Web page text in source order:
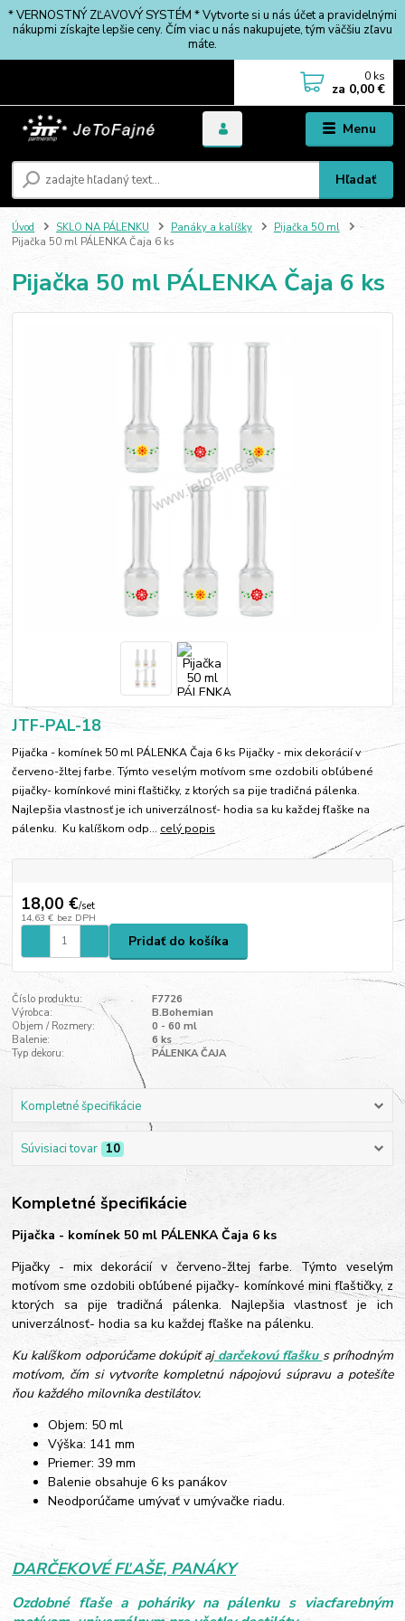
* VERNOSTNÝ ZĽAVOVÝ SYSTÉM * Vytvorte si u nás účet a pravidelnými
nákupmi získajte lepšie ceny. Čím viac u nás nakupujete, tým väčšiu zľavu
máte.
Menu
Hľadať
0 ks
za 0,00 €
Úvod SKLO NA PÁLENKU Panáky a kalíšky
Pijačka 50 ml
Pijačka 50 ml PÁLENKA Čaja 6 ks
Pijačka 50 ml PÁLENKA Čaja 6 ks
JTF-PAL-18
Pijačka - komínek 50 ml PÁLENKA Čaja 6 ks Pijačky - mix dekorácií v
červeno-žltej farbe. Týmto veselým motívom sme ozdobili obľúbené
pijačky- komínkové mini fľaštičky, z ktorých sa pije tradičná pálenka.
Najlepšia vlastnosť je ich univerzálnosť- hodia sa ku každej fľaške na
pálenku. Ku kalíškom odp... celý popis
18,00 €/set
14,63 € bez DPH
Pridať do košíka
Číslo produktu:
F7726
Výrobca:
B.Bohemian
Objem / Rozmery:
0 - 60 ml
Balenie:
6 ks
Typ dekoru:
PÁLENKA ČAJA
Kompletné špecifikácie
Súvisiaci tovar 10
Kompletné špecifikácie
Pijačka - komínek 50 ml PÁLENKA Čaja 6 ks
Pijačky - mix dekorácií v červeno-žltej farbe. Týmto veselým
motívom sme ozdobili obľúbené pijačky- komínkové mini fľaštičky, z
ktorých sa pije tradičná pálenka. Najlepšia vlastnosť je ich
univerzálnosť- hodia sa ku každej fľaške na pálenku.
Ku kalíškom odporúčame dokúpiť aj darčekovú fľašku s príhodným
motívom, čím si vytvoríte kompletnú nápojovú súpravu a potešíte
ňou každého milovníka destilátov.
Objem: 50 ml
Výška: 141 mm
Priemer: 39 mm
Balenie obsahuje 6 ks panákov
Neodporúčame umývať v umývačke riadu.
DARČEKOVÉ FĽAŠE, PANÁKY
Ozdobné fľaše a poháriky na pálenku s viacfarebným